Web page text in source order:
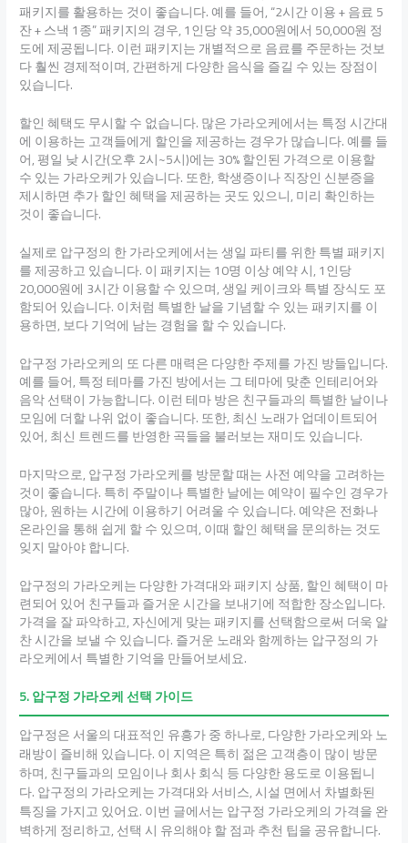
패키지를 활용하는 것이 좋습니다. 예를 들어, “2시간 이용 + 음료 5
잔 + 스낵 1종” 패키지의 경우, 1인당 약 35,000원에서 50,000원 정
도에 제공됩니다. 이런 패키지는 개별적으로 음료를 주문하는 것보
다 훨씬 경제적이며, 간편하게 다양한 음식을 즐길 수 있는 장점이
있습니다.
할인 혜택도 무시할 수 없습니다. 많은 가라오케에서는 특정 시간대
에 이용하는 고객들에게 할인을 제공하는 경우가 많습니다. 예를 들
어, 평일 낮 시간(오후 2시~5시)에는 30% 할인된 가격으로 이용할
수 있는 가라오케가 있습니다. 또한, 학생증이나 직장인 신분증을
제시하면 추가 할인 혜택을 제공하는 곳도 있으니, 미리 확인하는
것이 좋습니다.
실제로 압구정의 한 가라오케에서는 생일 파티를 위한 특별 패키지
를 제공하고 있습니다. 이 패키지는 10명 이상 예약 시, 1인당
20,000원에 3시간 이용할 수 있으며, 생일 케이크와 특별 장식도 포
함되어 있습니다. 이처럼 특별한 날을 기념할 수 있는 패키지를 이
용하면, 보다 기억에 남는 경험을 할 수 있습니다.
압구정 가라오케의 또 다른 매력은 다양한 주제를 가진 방들입니다.
예를 들어, 특정 테마를 가진 방에서는 그 테마에 맞춘 인테리어와
음악 선택이 가능합니다. 이런 테마 방은 친구들과의 특별한 날이나
모임에 더할 나위 없이 좋습니다. 또한, 최신 노래가 업데이트되어
있어, 최신 트렌드를 반영한 곡들을 불러보는 재미도 있습니다.
마지막으로, 압구정 가라오케를 방문할 때는 사전 예약을 고려하는
것이 좋습니다. 특히 주말이나 특별한 날에는 예약이 필수인 경우가
많아, 원하는 시간에 이용하기 어려울 수 있습니다. 예약은 전화나
온라인을 통해 쉽게 할 수 있으며, 이때 할인 혜택을 문의하는 것도
잊지 말아야 합니다.
압구정의 가라오케는 다양한 가격대와 패키지 상품, 할인 혜택이 마
련되어 있어 친구들과 즐거운 시간을 보내기에 적합한 장소입니다.
가격을 잘 파악하고, 자신에게 맞는 패키지를 선택함으로써 더욱 알
찬 시간을 보낼 수 있습니다. 즐거운 노래와 함께하는 압구정의 가
라오케에서 특별한 기억을 만들어보세요.
5. 압구정 가라오케 선택 가이드
압구정은 서울의 대표적인 유흥가 중 하나로, 다양한 가라오케와 노
래방이 즐비해 있습니다. 이 지역은 특히 젊은 고객층이 많이 방문
하며, 친구들과의 모임이나 회사 회식 등 다양한 용도로 이용됩니
다. 압구정의 가라오케는 가격대와 서비스, 시설 면에서 차별화된
특징을 가지고 있어요. 이번 글에서는 압구정 가라오케의 가격을 완
벽하게 정리하고, 선택 시 유의해야 할 점과 추천 팁을 공유합니다.